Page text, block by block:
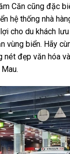
Căn cũng đặc
hệ thống nhà
cho du khách
vùng biển. Hãy
nét đẹp văn hóa